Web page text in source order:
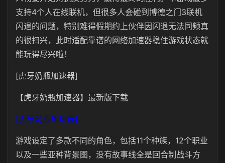
支持4个人在线联机，但很多人会碰到博德之门3联机
闪退的问题，特别难得假期约上伙伴因闪退无法同频真
的很扫兴，此时适配靠谱的网络加速器稳住游戏状态就
能玩得尽兴啦！
[虎牙奶瓶加速器]
【虎牙奶瓶加速器】最新版下载
[虎牙奶瓶加速器]
游戏设定了多款不同的角色，包括11个种族，12个职业
以及一些亚种背景图，没有故事线全是回合制战斗方